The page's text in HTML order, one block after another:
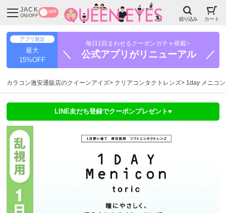
JACK
ON/OFF
OFF
絞り込み カート
アプリ限定
最大
15%OFF
毎日1回まわせるクーポンガチャ搭載✨
＼ 公式アプリがリニューアル ／
カラコン激安通販店のクイーンアイズ クリアコンタクトレンズ 1day メニコ
LINE友だち登録でクーポンプレゼント♥